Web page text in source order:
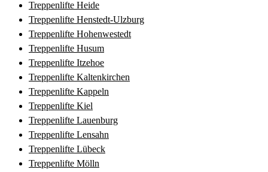
Treppenlifte Heide
Treppenlifte Henstedt-Ulzburg
Treppenlifte Hohenwestedt
Treppenlifte Husum
Treppenlifte Itzehoe
Treppenlifte Kaltenkirchen
Treppenlifte Kappeln
Treppenlifte Kiel
Treppenlifte Lauenburg
Treppenlifte Lensahn
Treppenlifte Lübeck
Treppenlifte Mölln